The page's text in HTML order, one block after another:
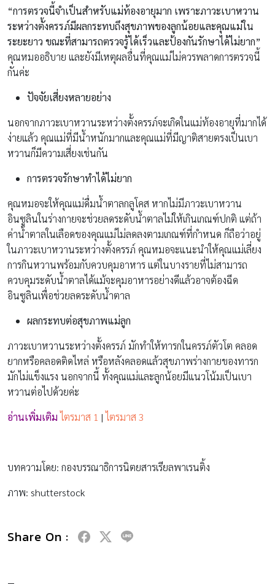
“การตรวจนี้จำเป็นสำหรับแม่ท้องอายุมาก เพราะภาวะเบาหวาน
ระหว่างตั้งครรภ์มีผลกระทบถึงสุขภาพของลูกน้อยและคุณแม่ใน
ระยะยาว ขณะที่สามารถตรวจรู้ได้เร็วและป้องกันรักษาได้ไม่ยาก”
คุณหมออธิบาย และยังมีเหตุผลอื่นที่คุณแม่ไม่ควรพลาดการตรวจนี้
กันค่ะ
ปัจจัยเสี่ยงหลายอย่าง
นอกจากภาวะเบาหวานระหว่างตั้งครรภ์จะเกิดในแม่ท้องอายุที่มากได้
ง่ายแล้ว คุณแม่ที่มีน้ำหนักมากและคุณแม่ที่มีญาติสายตรงเป็นเบา
หวานก็มีความเสี่ยงเช่นกัน
การตรวจรักษาทำได้ไม่ยาก
คุณหมอจะให้คุณแม่ดื่มน้ำตาลกลูโคส หากไม่มีภาวะเบาหวาน
อินซูลินในร่างกายจะช่วยลดระดับน้ำตาลไม่ให้เกินเกณฑ์ปกติ แต่ถ้า
ค่าน้ำตาลในเลือดของคุณแม่ไม่ลดลงตามเกณฑ์ที่กำหนด ก็ถือว่าอยู่
ในภาวะเบาหวานระหว่างตั้งครรภ์ คุณหมอจะแนะนำให้คุณแม่เลี่ยง
การกินหวานพร้อมกับควบคุมอาหาร แต่ในบางรายที่ไม่สามารถ
ควบคุมระดับน้ำตาลได้แม้จะคุมอาหารอย่างดีแล้วอาจต้องฉีด
อินซูลินเพื่อช่วยลดระดับน้ำตาล
ผลกระทบต่อสุขภาพแม่ลูก
ภาวะเบาหวานระหว่างตั้งครรภ์ มักทำให้ทารกในครรภ์ตัวโต คลอด
ยากหรือคลอดติดไหล่ หรือหลังคลอดแล้วสุขภาพร่างกายของทารก
มักไม่แข็งแรง นอกจากนี้ ทั้งคุณแม่และลูกน้อยมีแนวโน้มเป็นเบา
หวานต่อไปด้วยค่ะ
อ่านเพิ่มเติม ไตรมาส 1 |ไตรมาส 3
บทความโดย: กองบรรณาธิการนิตยสารเรียลพาเรนติ้ง
ภาพ: shutterstock
Share On :